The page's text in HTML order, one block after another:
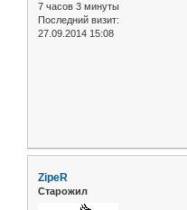
7 часов 3 минуты
Последний визит:
27.09.2014 15:08
ZipeR
Старожил